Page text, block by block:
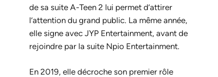
de sa suite A-Teen 2 lui permet d’attirer
l’attention du grand public. La même année,
elle signe avec JYP Entertainment, avant de
rejoindre par la suite Npio Entertainment.
En 2019, elle décroche son premier rôle